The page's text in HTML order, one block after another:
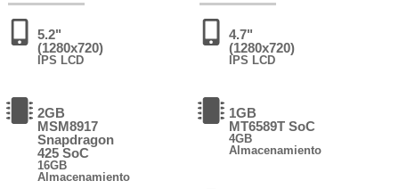
5.2"
(1280x720)
IPS LCD
2GB
MSM8917
Snapdragon
425 SoC
16GB
Almacenamiento
4.7"
(1280x720)
IPS LCD
1GB
MT6589T SoC
4GB
Almacenamiento